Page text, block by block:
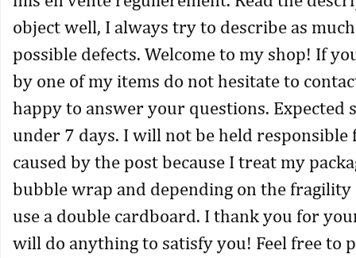
object well, I always try to describe as
possible defects. Welcome to my shop! If
by one of my items do not hesitate to
happy to answer your questions. Expected
under 7 days. I will not be held responsible
caused by the post because I treat my
bubble wrap and depending on the fragility
use a double cardboard. I thank you for
will do anything to satisfy you! Feel free to